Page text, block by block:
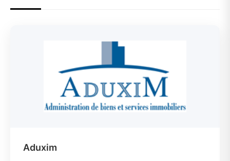
Aduxim